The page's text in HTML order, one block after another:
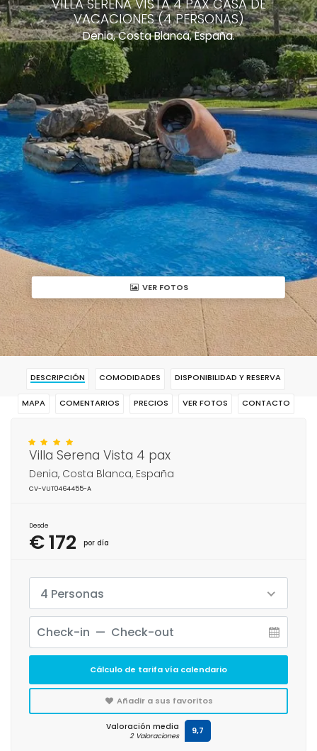
VILLA SERENA VISTA 4 PAX CASA DE
VACACIONES (4 PERSONAS)
Denia, Costa Blanca, España.
VER FOTOS
DESCRIPCIÓN COMODIDADES DISPONIBILIDAD Y RESERVA
MAPA COMENTARIOS PRECIOS VER FOTOS CONTACTO
Villa Serena Vista 4 pax
Denia, Costa Blanca, España
CV-VUT0464455-A
Desde
€ 172 por día
4 Personas
Cálculo de tarifa vía calendario
Añadir a sus favoritos
Valoración media
2 Valoraciones 9,7